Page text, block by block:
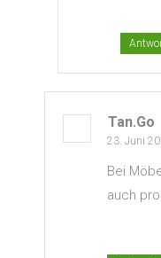
Tan.go
23. Juni
Bei
auch